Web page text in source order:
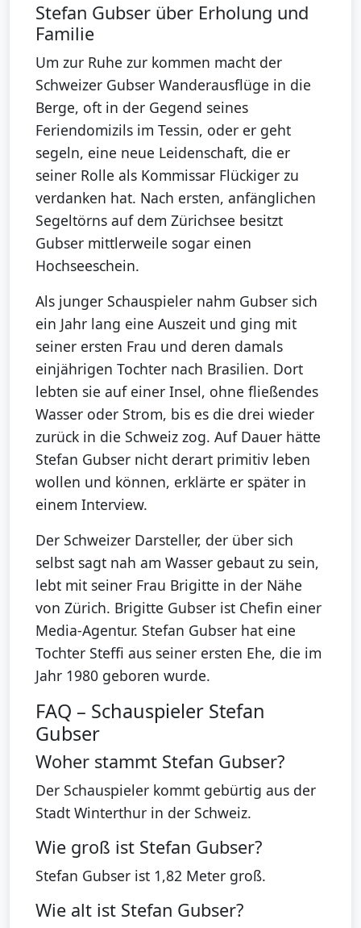
Stefan Gubser über Erholung und
Familie
Um zur Ruhe zur kommen macht der
Schweizer Gubser Wanderausflüge in die
Berge, oft in der Gegend seines
Feriendomizils im Tessin, oder er geht
segeln, eine neue Leidenschaft, die er
seiner Rolle als Kommissar Flückiger zu
verdanken hat. Nach ersten, anfänglichen
Segeltörns auf dem Zürichsee besitzt
Gubser mittlerweile sogar einen
Hochseeschein.
Als junger Schauspieler nahm Gubser sich
ein Jahr lang eine Auszeit und ging mit
seiner ersten Frau und deren damals
einjährigen Tochter nach Brasilien. Dort
lebten sie auf einer Insel, ohne fließendes
Wasser oder Strom, bis es die drei wieder
zurück in die Schweiz zog. Auf Dauer hätte
Stefan Gubser nicht derart primitiv leben
wollen und können, erklärte er später in
einem Interview.
Der Schweizer Darsteller, der über sich
selbst sagt nah am Wasser gebaut zu sein,
lebt mit seiner Frau Brigitte in der Nähe
von Zürich. Brigitte Gubser ist Chefin einer
Media-Agentur. Stefan Gubser hat eine
Tochter Steffi aus seiner ersten Ehe, die im
Jahr 1980 geboren wurde.
FAQ – Schauspieler Stefan
Gubser
Woher stammt Stefan Gubser?
Der Schauspieler kommt gebürtig aus der
Stadt Winterthur in der Schweiz.
Wie groß ist Stefan Gubser?
Stefan Gubser ist 1,82 Meter groß.
Wie alt ist Stefan Gubser?